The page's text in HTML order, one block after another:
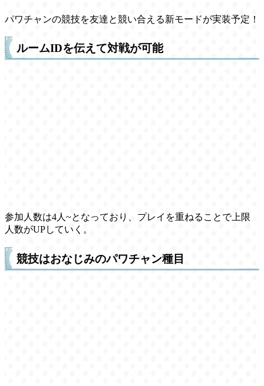
パワチャンの競技を友達と競い合える新モードが実装予定！
ルームIDを伝えて対戦が可能
参加人数は4人~となっており、プレイを重ねることで上限
人数がUPしていく。
競技はおなじみのパワチャン種目